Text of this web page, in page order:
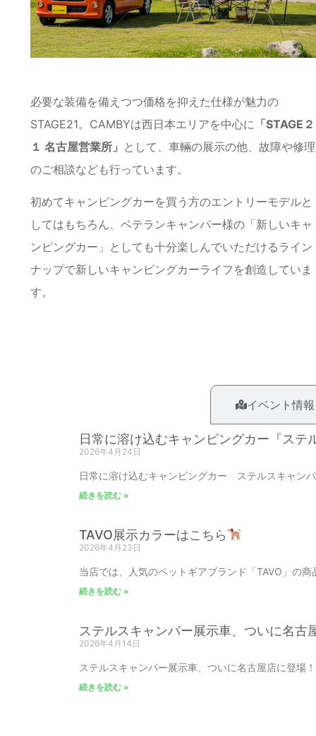
必要な装備を備えつつ価格を抑えた仕様が魅力の
STAGE21。CAMBYは西日本エリアを中心に 「STAGE２
１ 名古屋営業所」 として、車輛の展示の他、故障や修理
のご相談なども行っています。
初めてキャンピングカーを買う方のエントリーモデルと
してはもちろん、ベテランキャンパー様の「新しいキャ
ンピングカー」としても十分楽しんでいただけるライン
ナップで新しいキャンピングカーライフを創造していま
す。
イベント情報
日常に溶け込むキャンピングカー『ステ
2026年4月24日
日常に溶け込むキャンピングカー ステルスキャン
続きを読む »
TAVO展示カラーはこちら
2026年4月23日
当店では、人気のペットギアブランド「TAVO」の
続きを読む »
ステルスキャンパー展示車、ついに名古
2026年4月14日
ステルスキャンパー展示車、ついに名古屋店に登
続きを読む »